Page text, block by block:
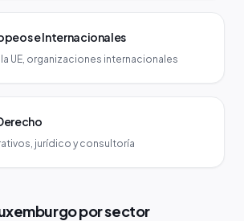
e Internacionales
UE, organizaciones internacionales
jurídico y consultoría
por sector